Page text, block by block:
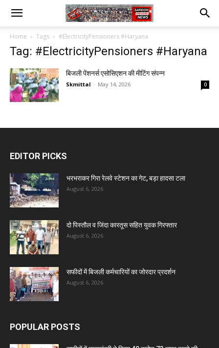
Home Tags #ElectricityPensioners #Haryana
Tag: #ElectricityPensioners #Haryana
बिजली पेंशनर्स एसोसिएशन की मीटिंग संपन्न
Skmittal - May 14, 2026 0
EDITOR PICKS
भरभराकर गिरा रेलवे स्टेशन का गेट, बड़ा हादसा टला
August 6, 2026
दो पिस्तौल व जिंदा कारतूस सहित युवक गिरफ्तार
August 6, 2026
सफीदों में बिजली कर्मचारियों का जोरदार प्रदर्शन
August 6, 2026
POPULAR POSTS